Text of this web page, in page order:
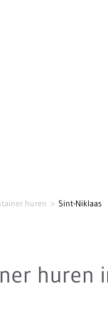
huren Sint-Niklaas
huren